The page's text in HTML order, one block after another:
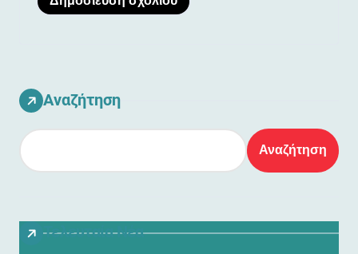
Αναζήτηση
Αναζήτηση
Τελευταία Νέα